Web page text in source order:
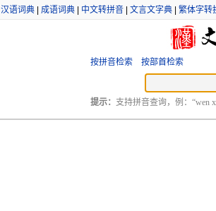
汉语词典 成语词典 中文转拼音 文言文字典 繁体字转
按拼音检索 按部首检索
提示： 支持拼音查询，例：“wen